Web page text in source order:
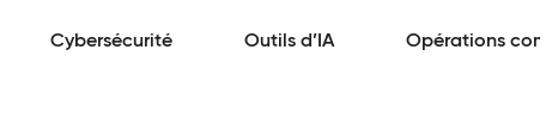
Cybersécurité Outils d’IA Opérations